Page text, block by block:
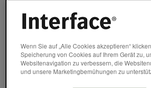
Die Bauhaus-
Januar 14, 2019
Wenn Sie auf „Alle Cookies akzeptieren“
Speicherung von Cookies auf Ihrem Gerät zu,
Websitenavigation zu verbessern, die
und unsere Marketingbemühungen zu